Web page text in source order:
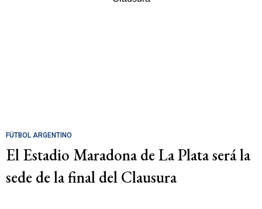
FÚTBOL ARGENTINO
El Estadio Maradona de La Plata será la
sede de la final del Clausura